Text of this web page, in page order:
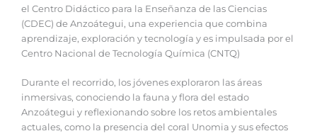
el Centro Didáctico para la Enseñanza de las Ciencias
(CDEC) de Anzoátegui, una experiencia que combina
aprendizaje, exploración y tecnología y es impulsada por el
Centro Nacional de Tecnología Química (CNTQ)
‎Durante el recorrido, los jóvenes exploraron las áreas
inmersivas, conociendo la fauna y flora del estado
Anzoátegui y reflexionando sobre los retos ambientales
actuales, como la presencia del coral Unomia y sus efectos